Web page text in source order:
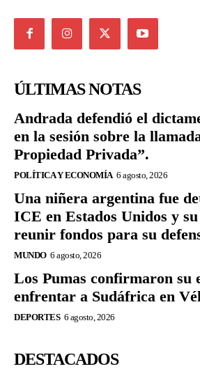
ÚLTIMAS NOTAS
Andrada defendió el
en la sesión sobre la
Propiedad Privada”.
POLÍTICA Y ECONOMÍA 6 agosto, 2026
Una niñera argentina fue
ICE en Estados Unidos y
reunir fondos para su
MUNDO 6 agosto, 2026
Los Pumas confirmaron su
enfrentar a Sudáfrica en
DEPORTES 6 agosto, 2026
DESTACADOS